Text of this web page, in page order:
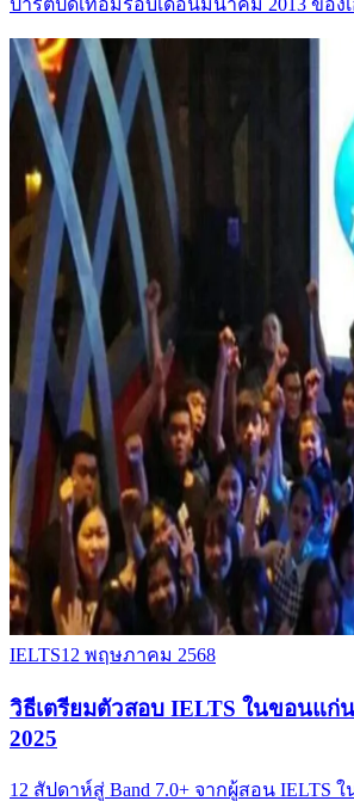
IELTS12 พฤษภาคม 2568
วิธีเตรียมตัวสอบ IELTS ในขอนแ
2025
12 สัปดาห์สู่ Band 7.0+ จากผู้สอน IELTS